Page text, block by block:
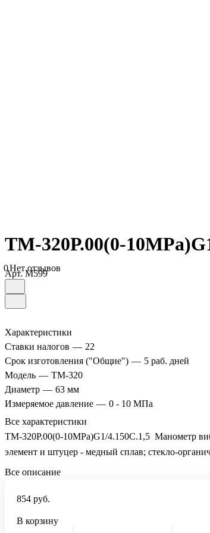
ТМ-320Р.00(0-
0Нет отзывов
Арт.M599
Характеристики
Ставки налогов — 22
Срок изготовления ("Общие") — 5 раб. дней
Модель — ТМ-320
Диаметр — 63 мм
Измеряемое давление — 0 - 10 МПа
Все характеристики
ТМ-320Р.00(0-10MPa)G1/4.150C.1,5 Манометр
элемент и штуцер - медный сплав; стекло-
Все описание
854 руб.
В корзину